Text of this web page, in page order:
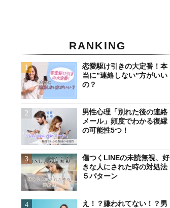
RANKING
恋愛駆け引きの大定番！本
当に”連絡しない”方がいい
の？
男性心理「別れた後の連絡
メール」頻度でわかる復縁
の可能性5つ！
傷つくLINEの未読無視、好
きな人にされた時の対処法
５パターン
え！？嫌われてない！？男